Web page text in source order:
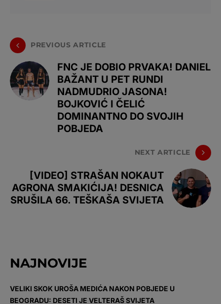
PREVIOUS ARTICLE
FNC JE DOBIO PRVAKA! DANIEL
BAŽANT U PET RUNDI
NADMUDRIO JASONA!
BOJKOVIĆ I ČELIĆ
DOMINANTNO DO SVOJIH
POBJEDA
NEXT ARTICLE
[VIDEO] STRAŠAN NOKAUT
AGRONA SMAKIĆIJA! DESNICA
SRUŠILA 66. TEŠKAŠA SVIJETA
NAJNOVIJE
VELIKI SKOK UROŠA MEDIĆA NAKON POBJEDE U
BEOGRADU: DESETI JE VELTERAŠ SVIJETA